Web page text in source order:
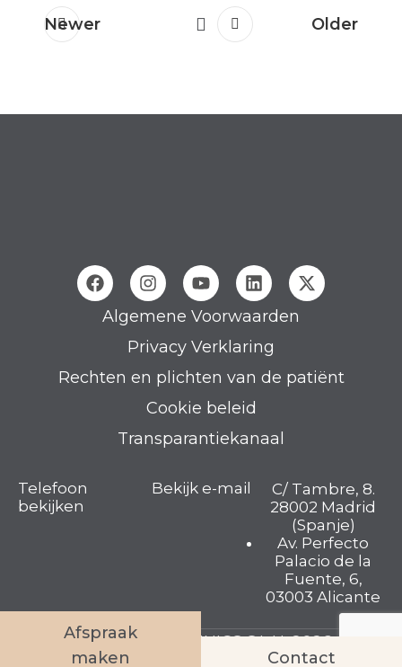
Newer Older
Algemene Voorwaarden
Privacy Verklaring
Rechten en plichten van de patiënt
Cookie beleid
Transparantiekanaal
Telefoon
bekijken
Bekijk e-mail
C/ Tambre, 8.
28002 Madrid
(Spanje)
Av. Perfecto
Palacio de la
Fuente, 6,
03003 Alicante
TAMBRE FERTILITY CLINICS S.L.U. 2026 © Alle
Afspraak
maken
Contact